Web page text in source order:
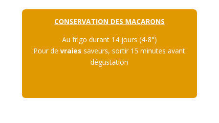
CONSERVATION DES MACARONS
Au frigo durant 14 jours (4-8°)
Pour devraies saveurs, sortir 15 minutes avant
dégustation